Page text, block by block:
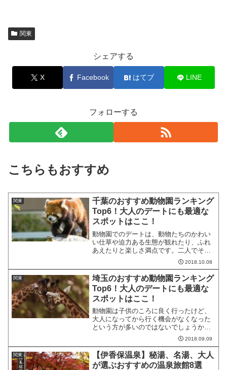
関東
シェアする
X Facebook はてブ LINE
フォローする
こちらもおすすめ
関東
千葉のおすすめ動物園ランキング
Top6！大人のデートにも最適な
スポットはここ！
動物園でのデートは、動物たちのかわい
い仕草や迫力ある生態が観れたり、ふれ
あえたりと楽しさ満点です。二人でそん
な動物たちを観て、一緒に笑いあいなが
らデートを満喫しませんか。相手の優し
さも見えるかもしれませんよ。ここで
は、千葉県で動物園デートが...
2018.10.08
関東
埼玉のおすすめ動物園ランキング
Top6！大人のデートにも最適な
スポットはここ！
動物園は子供のころに良く行ったけど、
大人になってから行く機会がなくなった
という方が多いのではないでしょうか。
埼玉の大人も楽しめるおすすめ動物園
TOP6をランキング形式でご紹介しますの
で、子供のころとは違った楽しさを満喫
してください。大人のデ...
2018.09.09
関東
【伊香保温泉】秘湯、名湯、大人
が選ぶおすすめの温泉旅館8選